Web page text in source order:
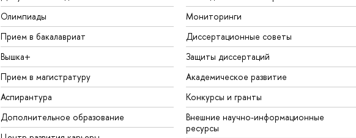
Олимпиады
Прием в бакалавриат
Вышка+
Прием в магистратуру
Аспирантура
Дополнительное образование
Мониторинги
Диссертационные советы
Защиты диссертаций
Академическое развитие
Конкурсы и гранты
Внешние научно-информационные
ресурсы